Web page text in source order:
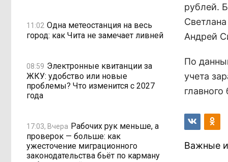
11:02 Одна метеостанция на весь
город: как Чита не замечает ливней
08:59 Электронные квитанции за
ЖКУ: удобство или новые
проблемы? Что изменится с 2027
года
17:03, Вчера Рабочих рук меньше, а
проверок — больше: как
ужесточение миграционного
законодательства бьёт по карману
рублей.
Андрей
По
учета
Важные